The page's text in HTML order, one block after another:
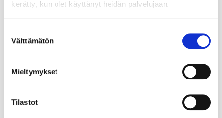
kerätty, kun olet käyttänyt heidän palvelujaan.
valinta
Välttämätön
Mieltymykset
Tilastot